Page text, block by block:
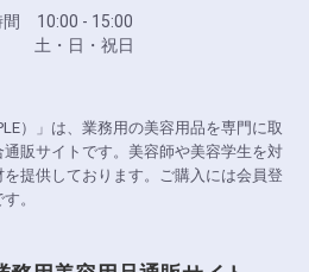
間 10:00 - 15:00
土・日・祝日
）」は、業務用の美容用品を専門に取
販サイトです。美容師や美容学生を対
提供しております。ご購入には会員登
。